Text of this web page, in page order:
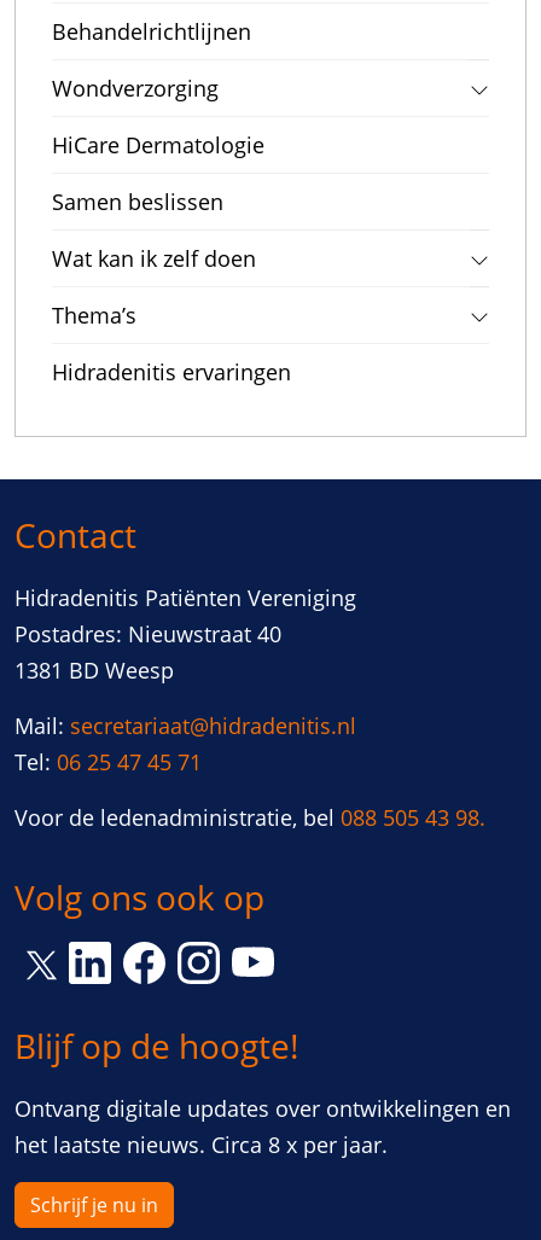
Behandelrichtlijnen
Wondverzorging
HiCare Dermatologie
Samen beslissen
Wat kan ik zelf doen
Thema’s
Hidradenitis ervaringen
Contact
Hidradenitis Patiënten Vereniging
Postadres: Nieuwstraat 40
1381 BD Weesp
Mail: secretariaat@hidradenitis.nl
Tel: 06 25 47 45 71
Voor de ledenadministratie, bel 088 505 43 98.
Volg ons ook op
Link opent een nieuw venster
Link opent een nieuw venster
Link opent een nieuw venster
Link opent een nieuw venster
Link opent een nieuw
Blijf op de hoogte!
Ontvang digitale updates over ontwikkelingen en
het laatste nieuws. Circa 8 x per jaar.
Schrijf je nu in